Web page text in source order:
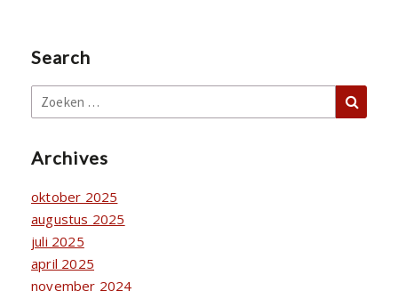
Search
Zoeken
naar:
Archives
oktober 2025
augustus 2025
juli 2025
april 2025
november 2024